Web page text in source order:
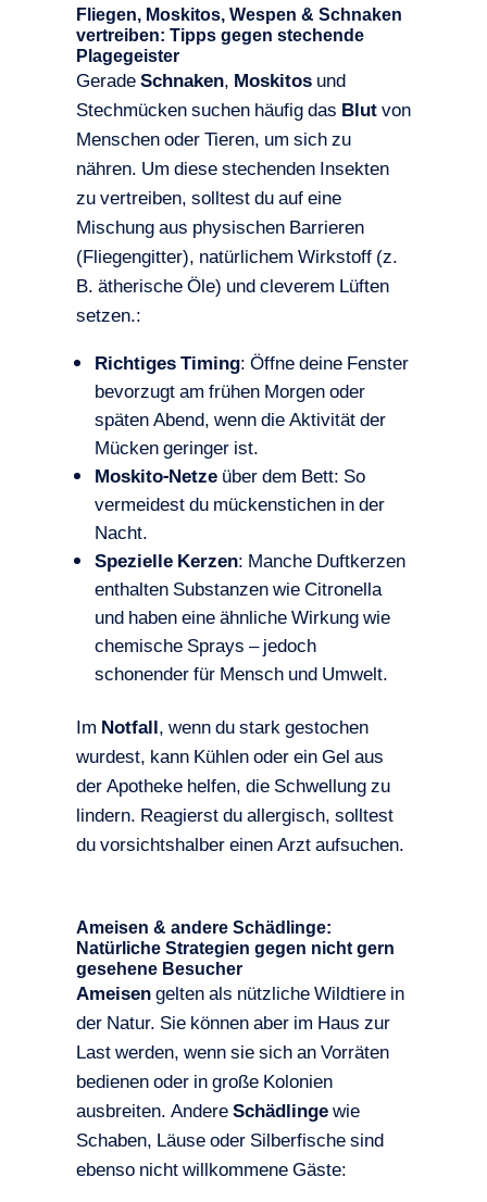
Fliegen, Moskitos, Wespen & Schnaken
vertreiben: Tipps gegen stechende
Plagegeister
GeradeSchnaken, Moskitosund
Stechmücken suchen häufig das Blutvon
Menschen oder Tieren, um sich zu
nähren. Um diese stechenden Insekten
zu vertreiben, solltest du auf eine
Mischung aus physischen Barrieren
(Fliegengitter), natürlichem Wirkstoff (z.
B. ätherische Öle) und cleverem Lüften
setzen.:
Richtiges Timing: Öffne deine Fenster
bevorzugt am frühen Morgen oder
späten Abend, wenn die Aktivität der
Mücken geringer ist.
Moskito-Netzeüber dem Bett: So
vermeidest du mückenstichen in der
Nacht.
Spezielle Kerzen: Manche Duftkerzen
enthalten Substanzen wie Citronella
und haben eine ähnliche Wirkung wie
chemische Sprays – jedoch
schonender für Mensch und Umwelt.
Im Notfall, wenn du stark gestochen
wurdest, kann Kühlen oder ein Gel aus
der Apotheke helfen, die Schwellung zu
lindern. Reagierst du allergisch, solltest
du vorsichtshalber einen Arzt aufsuchen.
Ameisen & andere Schädlinge:
Natürliche Strategien gegen nicht gern
gesehene Besucher
Ameisengelten als nützliche Wildtiere in
der Natur. Sie können aber im Haus zur
Last werden, wenn sie sich an Vorräten
bedienen oder in große Kolonien
ausbreiten. AndereSchädlingewie
Schaben, Läuse oder Silberfische sind
ebenso nicht willkommene Gäste: